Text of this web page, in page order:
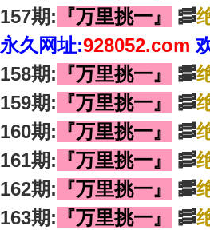
157期: 『万里挑一』 🥓
永久网址:928052.com
158期: 『万里挑一』 🥓
159期: 『万里挑一』 🥓
160期: 『万里挑一』 🥓
161期: 『万里挑一』 🥓
162期: 『万里挑一』 🥓
163期: 『万里挑一』 🥓